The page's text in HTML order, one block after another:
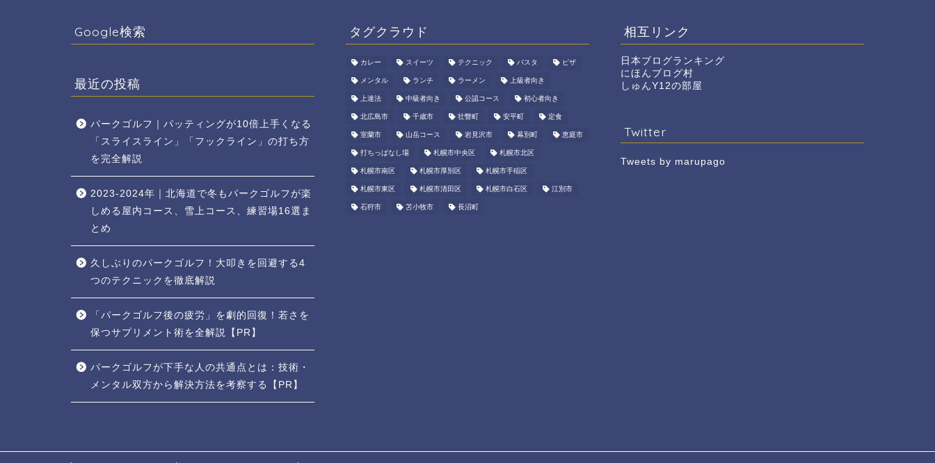
Google検索
最近の投稿
パークゴルフ｜パッティングが10倍上手くなる
「スライスライン」「フックライン」の打ち方
を完全解説
2023-2024年｜北海道で冬もパークゴルフが楽
しめる屋内コース、雪上コース、練習場16選ま
とめ
久しぶりのパークゴルフ！大叩きを回避する4
つのテクニックを徹底解説
「パークゴルフ後の疲労」を劇的回復！若さを
保つサプリメント術を全解説【PR】
パークゴルフが下手な人の共通点とは：技術・
メンタル双方から解決方法を考察する【PR】
タグクラウド
カレー スイーツ テクニック パスタ ピザ
メンタル ランチ ラーメン 上級者向き
上達法 中級者向き 公認コース 初心者向き
北広島市 千歳市 壮瞥町 安平町 定食
室蘭市 山岳コース 岩見沢市 幕別町 恵庭市
打ちっぱなし場 札幌市中央区 札幌市北区
札幌市南区 札幌市厚別区 札幌市手稲区
札幌市東区 札幌市清田区 札幌市白石区 江別市
石狩市 苫小牧市 長沼町
相互リンク
日本ブログランキング
にほんブログ村
しゅんY12の部屋
Twitter
Tweets by marupago